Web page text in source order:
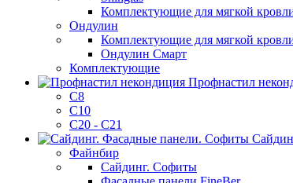
Комплектующие для мягкой
Ондулин
Комплектующие для мягкой
Ондулин Смарт
Комплектующие
Профнастил
C8
C10
С20 - С21
Файнбир
Сайдинг. Софиты